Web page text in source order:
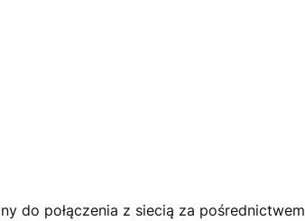
do połączenia z siecią za pośrednictwem